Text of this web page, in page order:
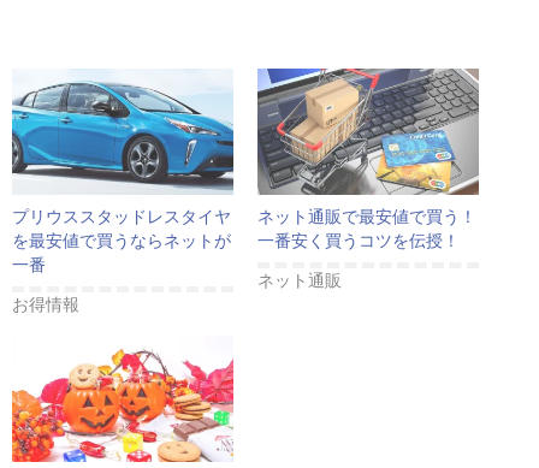
プリウススタッドレスタイヤ
を最安値で買うならネットが
一番
お得情報
ネット通販で最安値で買う！
一番安く買うコツを伝授！
ネット通販